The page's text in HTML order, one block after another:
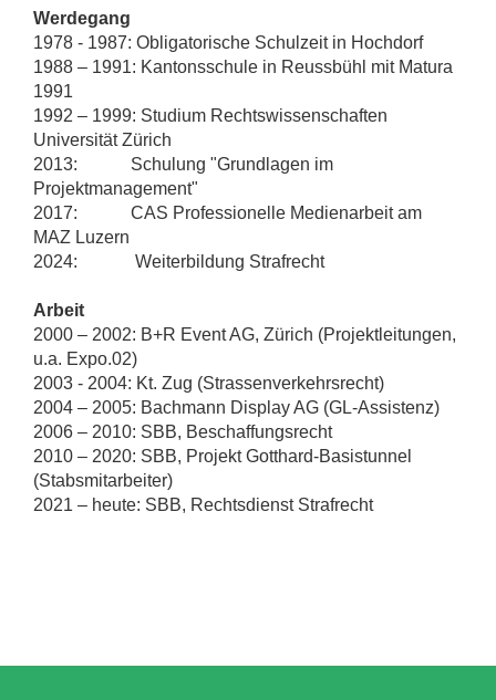
Werdegang
1978 - 1987: Obligatorische Schulzeit in Hochdorf
1988 – 1991: Kantonsschule in Reussbühl mit Matura
1991
1992 – 1999: Studium Rechtswissenschaften
Universität Zürich
2013: Schulung "Grundlagen im
Projektmanagement"
2017: CAS Professionelle Medienarbeit am
MAZ Luzern
2024: Weiterbildung Strafrecht
Arbeit
2000 – 2002: B+R Event AG, Zürich (Projektleitungen,
u.a. Expo.02)
2003 - 2004: Kt. Zug (Strassenverkehrsrecht)
2004 – 2005: Bachmann Display AG (GL-Assistenz)
2006 – 2010: SBB, Beschaffungsrecht
2010 – 2020: SBB, Projekt Gotthard-Basistunnel
(Stabsmitarbeiter)
2021 – heute: SBB, Rechtsdienst Strafrecht